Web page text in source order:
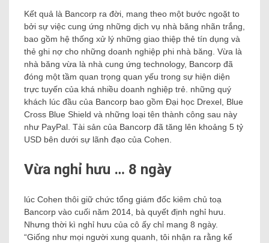
Kết quả là Bancorp ra đời, mang theo một bước ngoặt to
bởi sự việc cung ứng những dịch vụ nhà băng nhãn trắng,
bao gồm hệ thống xử lý những giao thiệp thẻ tín dụng và
thẻ ghi nợ cho những doanh nghiệp phi nhà băng. Vừa là
nhà băng vừa là nhà cung ứng technology, Bancorp đã
đóng một tầm quan trọng quan yếu trong sự hiện diện
trực tuyến của khá nhiều doanh nghiệp trẻ. những quý
khách lúc đầu của Bancorp bao gồm Đại học Drexel, Blue
Cross Blue Shield và những loại tên thành công sau này
như PayPal. Tài sản của Bancorp đã tăng lên khoảng 5 tỷ
USD bên dưới sự lãnh đạo của Cohen.
Vừa nghỉ hưu … 8 ngày
lúc Cohen thôi giữ chức tổng giám đốc kiêm chủ toạ
Bancorp vào cuối năm 2014, bà quyết định nghỉ hưu.
Nhưng thời kì nghỉ hưu của cô ấy chỉ mang 8 ngày.
“Giống như mọi người xung quanh, tôi nhận ra rằng kế